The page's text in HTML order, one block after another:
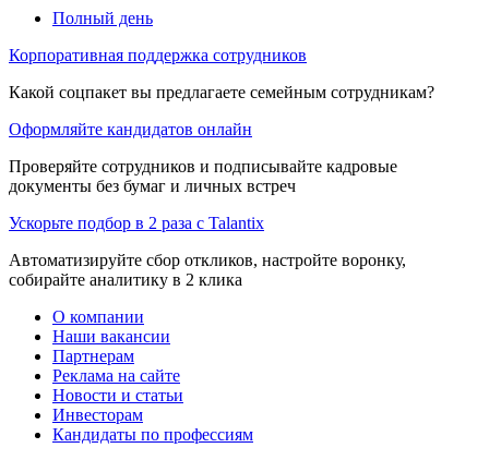
Полный день
Корпоративная поддержка сотрудников
Какой соцпакет вы предлагаете семейным сотрудникам?
Оформляйте кандидатов онлайн
Проверяйте сотрудников и подписывайте кадровые
документы без бумаг и личных встреч
Ускорьте подбор в 2 раза с Talantix
Автоматизируйте сбор откликов, настройте воронку,
собирайте аналитику в 2 клика
О компании
Наши вакансии
Партнерам
Реклама на сайте
Новости и статьи
Инвесторам
Кандидаты по профессиям